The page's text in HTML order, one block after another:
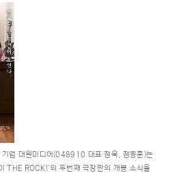
기업 대원미디어(048910 대표 정욱, 정동훈)는
THE ROCK!’의 두번째 극장판의 개봉 소식을